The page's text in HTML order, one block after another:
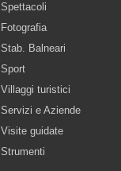
Spettacoli
Fotografia
Stab. Balneari
Sport
Villaggi turistici
Servizi e Aziende
Visite guidate
Strumenti